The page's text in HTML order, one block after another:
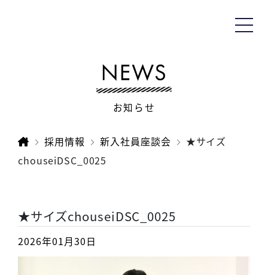
お知らせ
採用情報 新入社員座談会
★サイズ
chouseiDSC_0025
★サイズchouseiDSC_0025
2026年01月30日